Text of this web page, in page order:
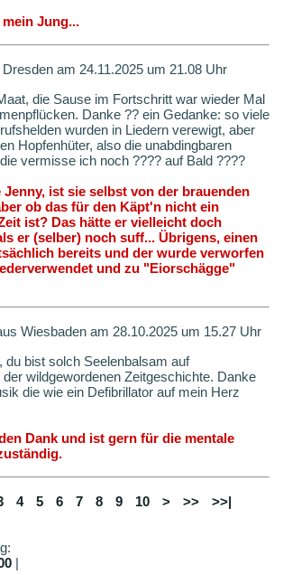
Jung...
am 24.11.2025 um 21.08 Uhr
die Sause im Fortschritt war wieder Mal
Danke ?? ein Gedanke: so viele
wurden in Liedern verewigt, aber
Hopfenhüter, also die unabdingbaren
vermisse ich noch ???? auf Bald ????
Jenny, ist sie selbst von der brauenden
ob das für den Käpt'n nicht ein
ist? Das hätte er vielleicht doch
er (selber) noch suff... Übrigens, einen
bereits und der wurde verworfen
und zu "Eiorschägge"
Wiesbaden am 28.10.2025 um 15.27 Uhr
du bist solch Seelenbalsam auf
wildgewordenen Zeitgeschichte. Danke
die wie ein Defibrillator auf mein Herz
Dank und ist gern für die mentale
4 5 6 7 8 9 10 > >> >>|
|